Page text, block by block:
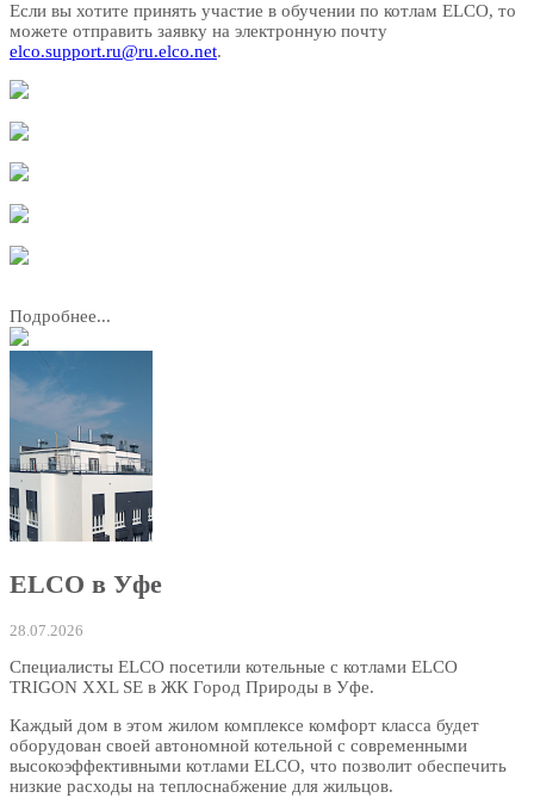
Если вы хотите принять участие в обучении по котлам ELCO, то
можете отправить заявку на электронную почту
elco.support.ru@ru.elco.net.
Подробнее...
ELCO в Уфе
28.07.2026
Специалисты ELCO посетили котельные с котлами ELCO
TRIGON XXL SE в ЖК Город Природы в Уфе.
Каждый дом в этом жилом комплексе комфорт класса будет
оборудован своей автономной котельной с современными
высокоэффективными котлами ELCO, что позволит обеспечить
низкие расходы на теплоснабжение для жильцов.